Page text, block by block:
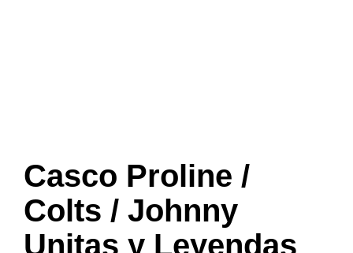
Casco Proline /
Colts / Johnny
Unitas y Leyendas